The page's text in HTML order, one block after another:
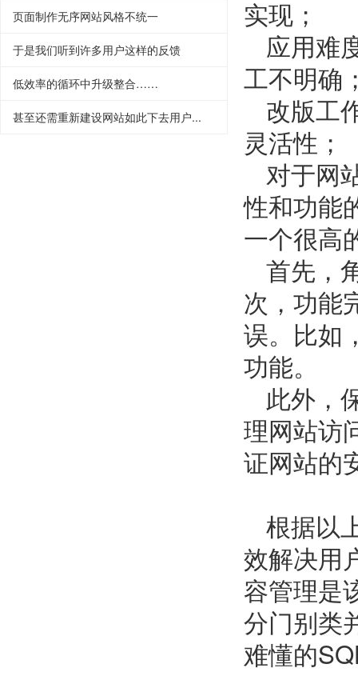
页面制作无序网站风格不统一
于是我们听到许多用户这样的反馈
低效率的循环中升级整合……
甚至还需重新建设网站如此下去用户...
实现；
应用难
工不明确
改版工
灵活性；
对于网
性和功能
一个很高
首先，
次，功能
误。比如
功能。
此外，
理网站访
证网站的
根据以
效解决用
容管理是
分门别类
难懂的